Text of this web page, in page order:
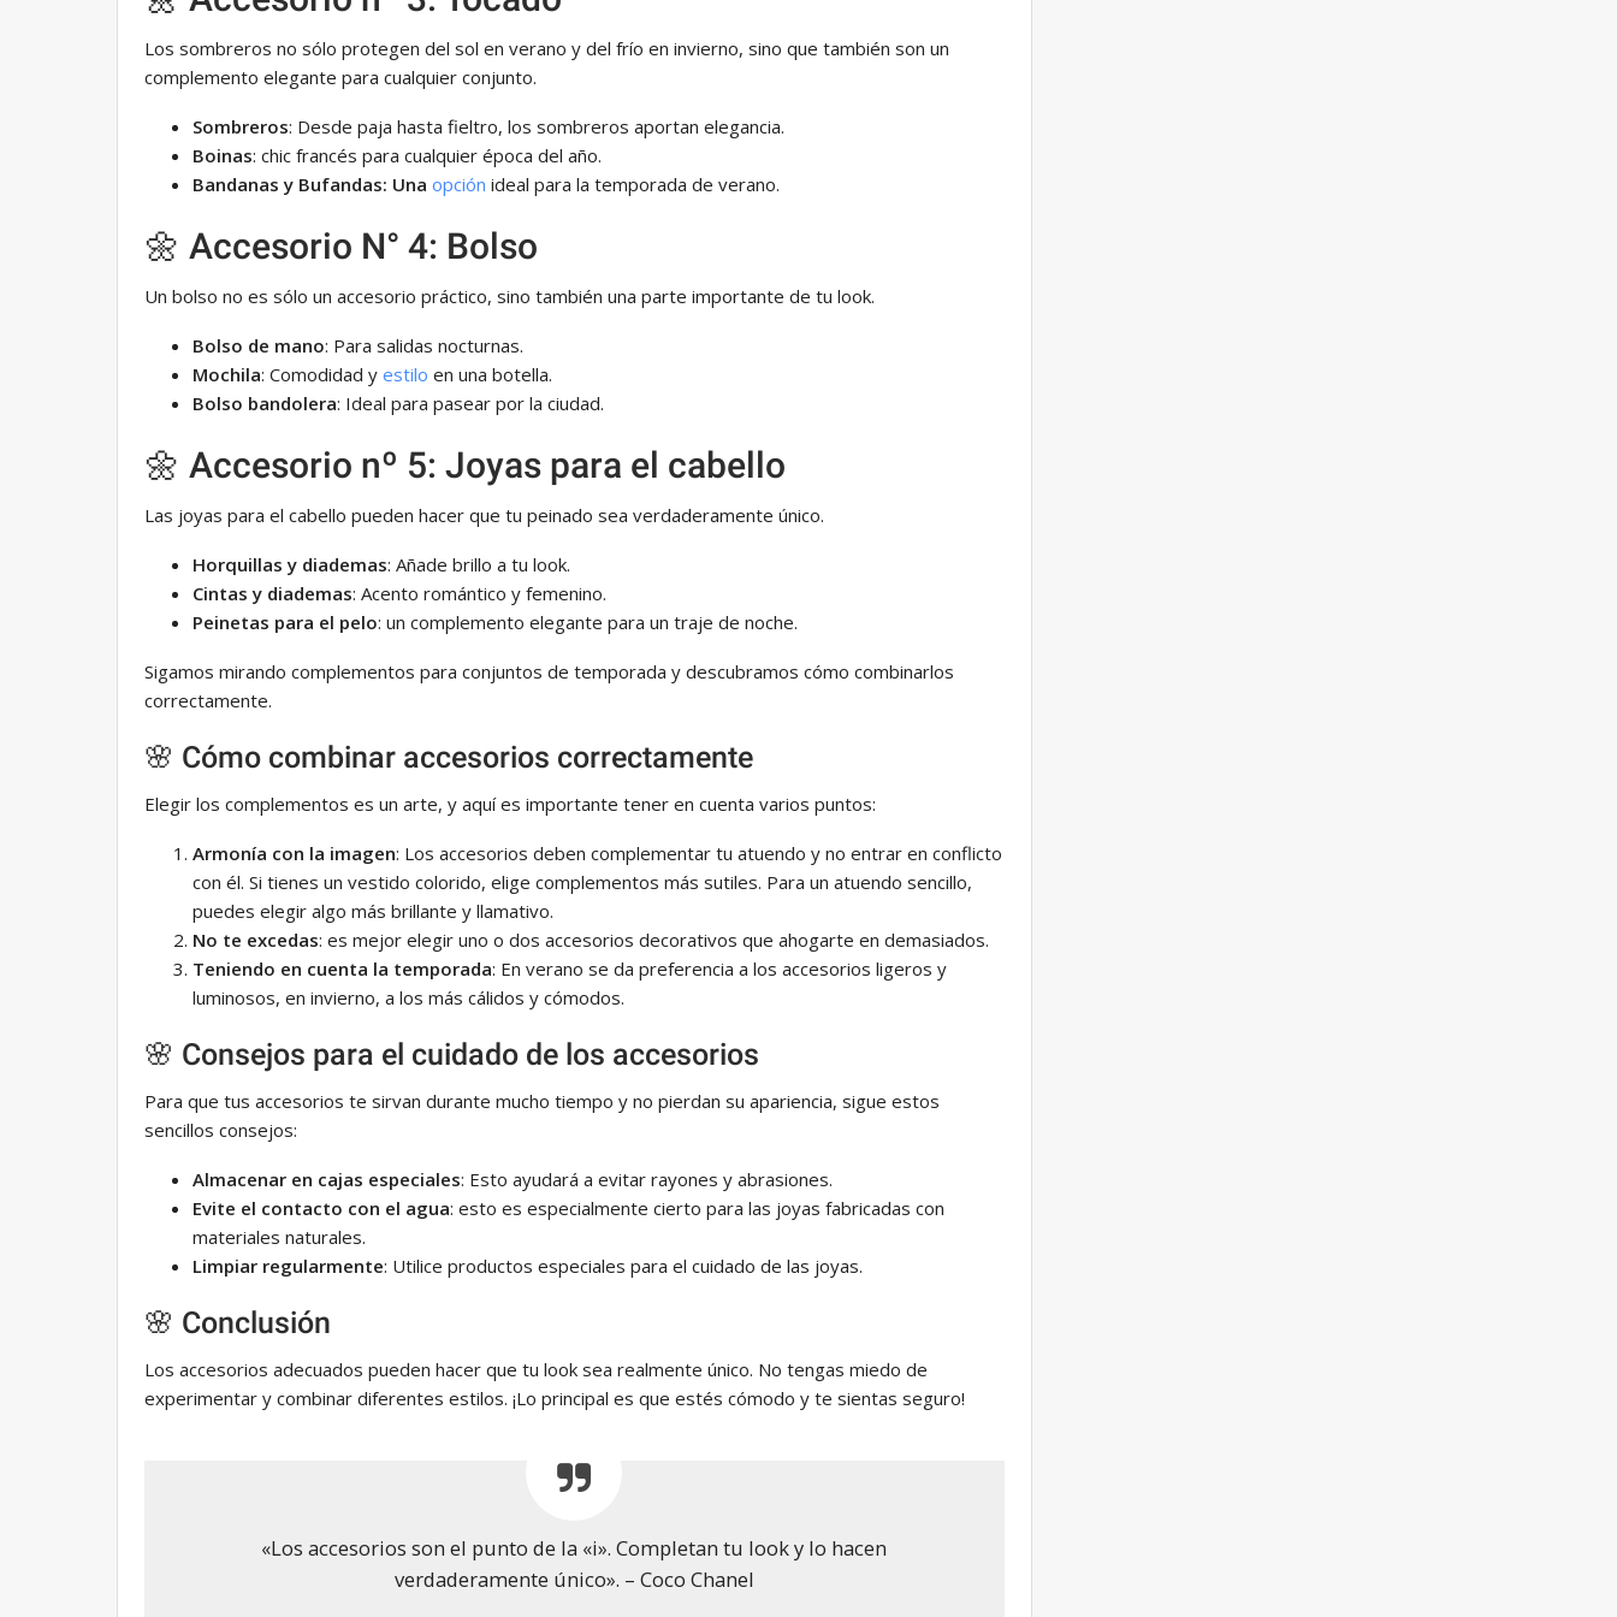
Los sombreros no sólo protegen del sol en verano y del frío en invierno, sino que también son un
complemento elegante para cualquier conjunto.
Sombreros: Desde paja hasta fieltro, los sombreros aportan elegancia.
Boinas: chic francés para cualquier época del año.
Bandanas y Bufandas: Una opción ideal para la temporada de verano.
🌼 Accesorio N° 4: Bolso
Un bolso no es sólo un accesorio práctico, sino también una parte importante de tu look.
Bolso de mano: Para salidas nocturnas.
Mochila: Comodidad y estilo en una botella.
Bolso bandolera: Ideal para pasear por la ciudad.
🌼 Accesorio nº 5: Joyas para el cabello
Las joyas para el cabello pueden hacer que tu peinado sea verdaderamente único.
Horquillas y diademas: Añade brillo a tu look.
Cintas y diademas: Acento romántico y femenino.
Peinetas para el pelo: un complemento elegante para un traje de noche.
Sigamos mirando complementos para conjuntos de temporada y descubramos cómo combinarlos
correctamente.
🌸 Cómo combinar accesorios correctamente
Elegir los complementos es un arte, y aquí es importante tener en cuenta varios puntos:
Armonía con la imagen: Los accesorios deben complementar tu atuendo y no entrar en conflicto
con él. Si tienes un vestido colorido, elige complementos más sutiles. Para un atuendo sencillo,
puedes elegir algo más brillante y llamativo.
No te excedas: es mejor elegir uno o dos accesorios decorativos que ahogarte en demasiados.
Teniendo en cuenta la temporada: En verano se da preferencia a los accesorios ligeros y
luminosos, en invierno, a los más cálidos y cómodos.
🌸 Consejos para el cuidado de los accesorios
Para que tus accesorios te sirvan durante mucho tiempo y no pierdan su apariencia, sigue estos
sencillos consejos:
Almacenar en cajas especiales: Esto ayudará a evitar rayones y abrasiones.
Evite el contacto con el agua: esto es especialmente cierto para las joyas fabricadas con
materiales naturales.
Limpiar regularmente: Utilice productos especiales para el cuidado de las joyas.
🌸 Conclusión
Los accesorios adecuados pueden hacer que tu look sea realmente único. No tengas miedo de
experimentar y combinar diferentes estilos. ¡Lo principal es que estés cómodo y te sientas seguro!
«Los accesorios son el punto de la «i». Completan tu look y lo hacen
verdaderamente único». – Coco Chanel